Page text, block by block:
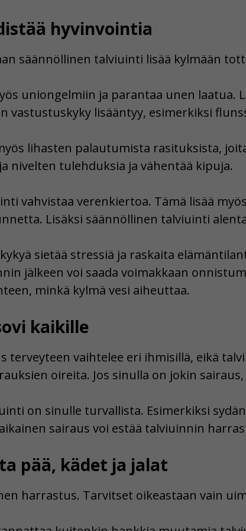
hyvinvointia
säännöllinen talviuinti lisää kylmään
uniongelmiin ja parantaa unen laatua.
vastustuskyky lisääntyy, esimerkiksi
lihasten palautumista rasituksista,
nivelten tulehduksia ja vähentää kipuja.
vahvistaa verenkiertoa. Tämä lisää
Lisäksi säännöllinen talviuinti
sietää stressiä ja raskaita
jälkeen voi saada voimakkaan
minkä kylmä vesi aiheuttaa.
kaikille
terveyteen vaihtelee eri ihmisillä, eikä
oireita. Jos sinulla on jokin
on sinulle turvallista. Esimerkiksi
sairaus voi estää talviuinnin
pää, kädet ja jalat
harrastus. Tarvitset oikeastaan vain